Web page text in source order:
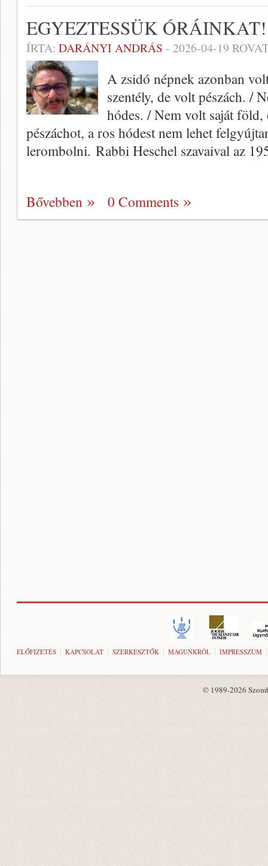
EGYEZTESSÜK ÓRÁINKAT!
ÍRTA: DARÁNYI ANDRÁS - 2026-04-19
A zsidó népnek azonban
szentély, de volt pészách. /
hódes. / Nem volt saját
pészáchot, a ros hódest nem lehet
lerombolni. Rabbi Heschel szavaival az
Bővebben 0 Comments
ELŐFIZETÉS KAPCSOLAT SZERKESZTŐK MAGUNKRÓL IMPRESSZUM
© 1989-2026